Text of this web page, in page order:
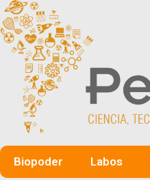
Biopoder Labos